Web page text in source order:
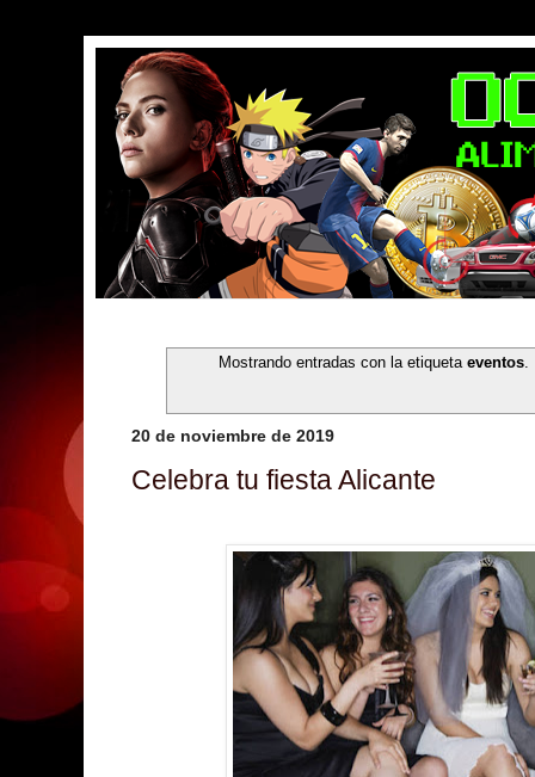
Mostrando entradas con la etiqueta eventos.
20 de noviembre de 2019
Celebra tu fiesta Alicante